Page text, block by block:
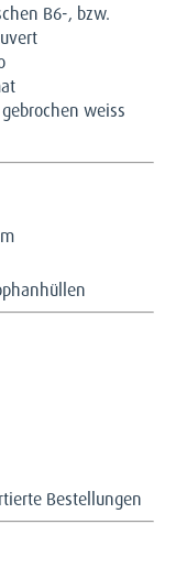
B6-, bzw.
weiss
Bestellungen